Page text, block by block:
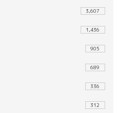
3,607
1,436
905
689
336
312